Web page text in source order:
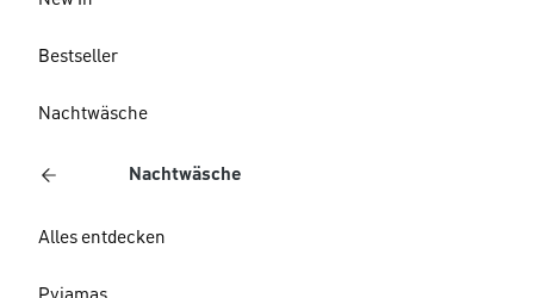
Bestseller
Nachtwäsche
Nachtwäsche
Alles entdecken